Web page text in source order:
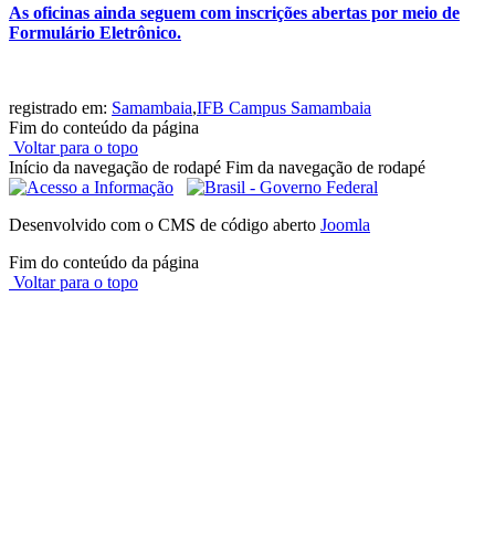
As oficinas ainda seguem com inscrições abertas por meio de
Formulário Eletrônico.
registrado em: Samambaia,IFB Campus Samambaia
Fim do conteúdo da página
Voltar para o topo
Início da navegação de rodapé Fim da navegação de rodapé
Desenvolvido com o CMS de código aberto Joomla
Fim do conteúdo da página
Voltar para o topo